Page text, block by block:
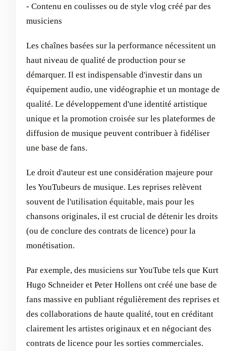
- Contenu en coulisses ou de style vlog créé par des
musiciens
Les chaînes basées sur la performance nécessitent un
haut niveau de qualité de production pour se
démarquer. Il est indispensable d'investir dans un
équipement audio, une vidéographie et un montage de
qualité. Le développement d'une identité artistique
unique et la promotion croisée sur les plateformes de
diffusion de musique peuvent contribuer à fidéliser
une base de fans.
Le droit d'auteur est une considération majeure pour
les YouTubeurs de musique. Les reprises relèvent
souvent de l'utilisation équitable, mais pour les
chansons originales, il est crucial de détenir les droits
(ou de conclure des contrats de licence) pour la
monétisation.
Par exemple, des musiciens sur YouTube tels que Kurt
Hugo Schneider et Peter Hollens ont créé une base de
fans massive en publiant régulièrement des reprises et
des collaborations de haute qualité, tout en créditant
clairement les artistes originaux et en négociant des
contrats de licence pour les sorties commerciales.